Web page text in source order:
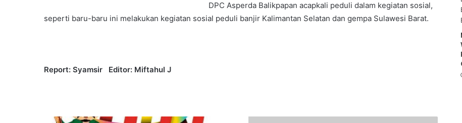
DPC Asperda Balikpapan acapkali peduli dalam kegiatan sosial,
seperti baru-baru ini melakukan kegiatan sosial peduli banjir Kalimantan Selatan dan gempa Sulawesi Barat.
Report: Syamsir Editor: Miftahul J